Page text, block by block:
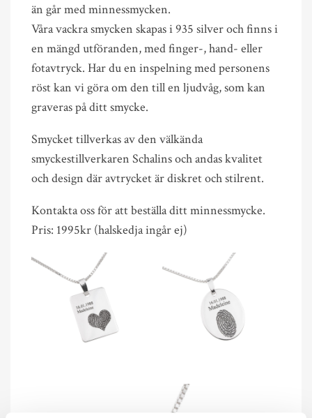
än går med minnessmycken.
Våra vackra smycken skapas i 935 silver och finns i
en mängd utföranden, med finger-, hand- eller
fotavtryck. Har du en inspelning med personens
röst kan vi göra om den till en ljudvåg, som kan
graveras på ditt smycke.
Smycket tillverkas av den välkända
smyckestillverkaren Schalins och andas kvalitet
och design där avtrycket är diskret och stilrent.
Kontakta oss för att beställa ditt minnessmycke.
Pris: 1995kr (halskedja ingår ej)